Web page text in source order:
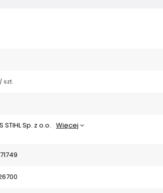
/ szt.
STIHL Sp. z o.o. Więcej